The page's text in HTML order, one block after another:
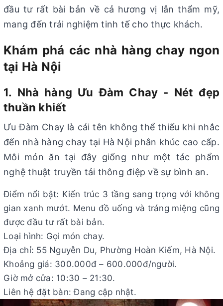
đầu tư rất bài bản về cả hương vị lẫn thẩm mỹ,
mang đến trải nghiệm tinh tế cho thực khách.
Khám phá các nhà hàng chay ngon
tại Hà Nội
1. Nhà hàng Ưu Đàm Chay - Nét đẹp
thuần khiết
Ưu Đàm Chay là cái tên không thể thiếu khi nhắc
đến nhà hàng chay tại Hà Nội phân khúc cao cấp.
Mỗi món ăn tại đây giống như một tác phẩm
nghệ thuật truyền tải thông điệp về sự bình an.
Điểm nổi bật: Kiến trúc 3 tầng sang trọng với không
gian xanh mướt. Menu đồ uống và tráng miệng cũng
được đầu tư rất bài bản.
Loại hình: Gọi món chay.
Địa chỉ: 55 Nguyễn Du, Phường Hoàn Kiếm, Hà Nội.
Khoảng giá: 300.000đ – 600.000đ/người.
Giờ mở cửa: 10:30 – 21:30.
Liên hệ đặt bàn: Đang cập nhật.